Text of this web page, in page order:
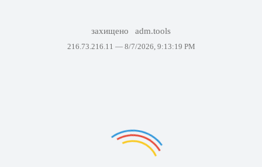
захищено adm.tools
216.73.216.11 — 8/7/2026, 9:13:19 PM